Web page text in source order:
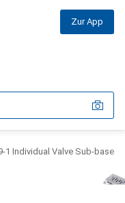
Zur App
1 Individual Valve Sub-base